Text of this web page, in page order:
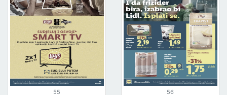
55 56